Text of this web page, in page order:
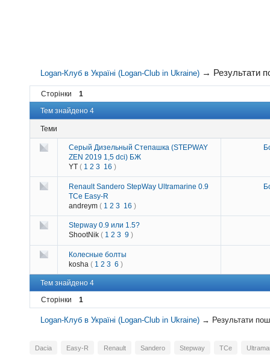
Logan-Клуб в Україні (Logan-Club in Ukraine) → Результати
Сторінки
1
Тем знайдено 4
Теми
Серый Дизельный Степашка (STEPWAY
ZEN 2019 1,5 dci) БЖ
YT ( 1 2 3 16 )
Renault Sandero StepWay Ultramarine 0.9
TCe Easy-R
andreym ( 1 2 3 16 )
Stepway 0.9 или 1.5?
ShootNik ( 1 2 3 9 )
Колесные болты
kosha ( 1 2 3 6 )
Тем знайдено 4
Сторінки
1
Logan-Клуб в Україні (Logan-Club in Ukraine) → Результати
Dacia Easy-R Renault Sandero Stepway TCe